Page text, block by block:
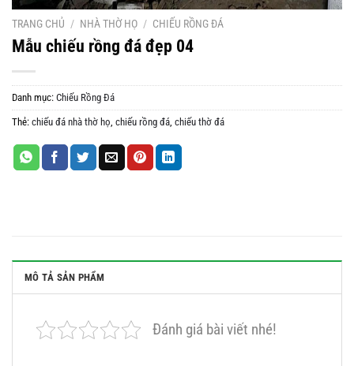
TRANG CHỦ / NHÀ THỜ HỌ / CHIẾU RỒNG ĐÁ
Mẫu chiếu rồng đá đẹp 04
Danh mục: Chiếu Rồng Đá
Thẻ: chiếu đá nhà thờ họ, chiếu rồng đá, chiếu thờ đá
MÔ TẢ SẢN PHẨM
Đánh giá bài viết nhé!